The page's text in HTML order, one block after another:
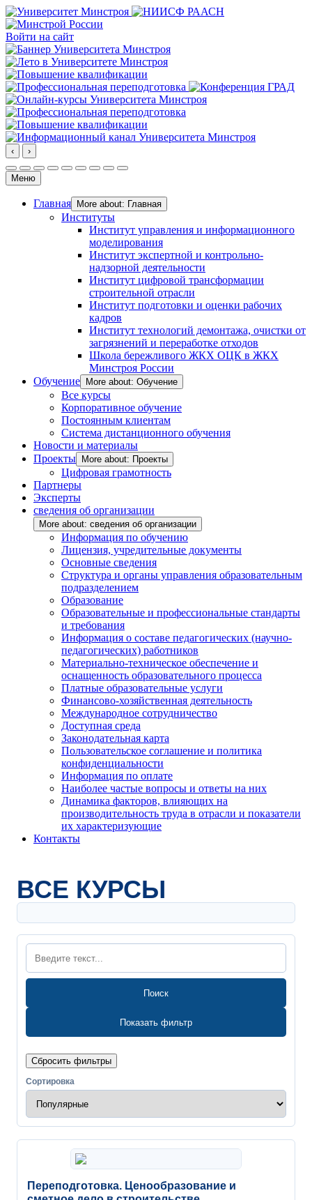
Войти на сайт
‹ ›
Меню
Главная More about: Главная
Институты
Институт управления и информационного
моделирования
Институт экспертной и контрольно-
надзорной деятельности
Институт цифровой трансформации
строительной отрасли
Институт подготовки и оценки рабочих
кадров
Институт технологий демонтажа, очистки от
загрязнений и переработке отходов
Школа бережливого ЖКХ ОЦК в ЖКХ
Минстроя России
Обучение
More about: Обучение
Все курсы
Корпоративное обучение
Постоянным клиентам
Система дистанционного обучения
Новости и материалы
Проекты
More about: Проекты
Цифровая грамотность
Партнеры
Эксперты
сведения об организации
More about: сведения об организации
Информация по обучению
Лицензия, учредительные документы
Основные сведения
Структура и органы управления образовательным
подразделением
Образование
Образовательные и профессиональные стандарты
и требования
Информация о составе педагогических (научно-
педагогических) работников
Материально-техническое обеспечение и
оснащенность образовательного процесса
Платные образовательные услуги
Финансово-хозяйственная деятельность
Международное сотрудничество
Доступная среда
Законодательная карта
Пользовательское соглашение и политика
конфиденциальности
Информация по оплате
Наиболее частые вопросы и ответы на них
Динамика факторов, влияющих на
производительность труда в отрасли и показатели
их характеризующие
Контакты
ВСЕ КУРСЫ
Поиск
Показать фильтр
Сбросить фильтры
Сортировка
Переподготовка. Ценообразование и